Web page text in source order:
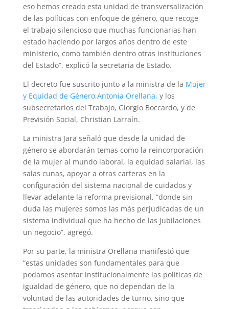
eso hemos creado esta unidad de transversalización
de las políticas con enfoque de género, que recoge
el trabajo silencioso que muchas funcionarias han
estado haciendo por largos años dentro de este
ministerio, como también dentro otras instituciones
del Estado”, explicó la secretaria de Estado.
El decreto fue suscrito junto a la ministra de la Mujer
y Equidad de Género,Antonia Orellana, y los
subsecretarios del Trabajo, Giorgio Boccardo, y de
Previsión Social, Christian Larraín.
La ministra Jara señaló que desde la unidad de
género se abordarán temas como la reincorporación
de la mujer al mundo laboral, la equidad salarial, las
salas cunas, apoyar a otras carteras en la
configuración del sistema nacional de cuidados y
llevar adelante la reforma previsional, “donde sin
duda las mujeres somos las más perjudicadas de un
sistema individual que ha hecho de las jubilaciones
un negocio”, agregó.
Por su parte, la ministra Orellana manifestó que
“estas unidades son fundamentales para que
podamos asentar institucionalmente las políticas de
igualdad de género, que no dependan de la
voluntad de las autoridades de turno, sino que